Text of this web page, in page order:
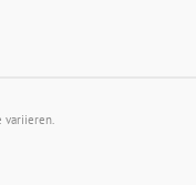
variieren.